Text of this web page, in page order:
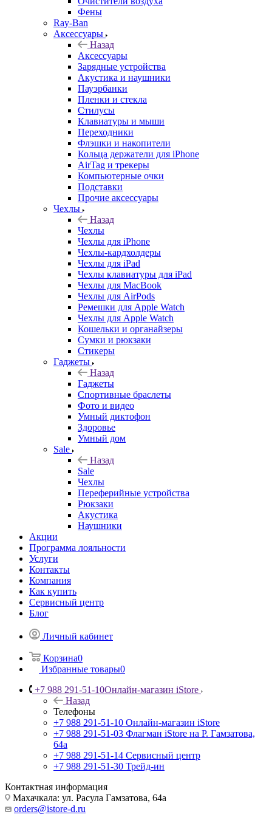
Фены
Ray-Ban
Аксессуары
Назад
Аксессуары
Зарядные устройства
Акустика и наушники
Пауэрбанки
Пленки и стекла
Стилусы
Клавиатуры и мыши
Переходники
Флэшки и накопители
Кольца держатели для iPhone
AirTag и трекеры
Компьютерные очки
Подставки
Прочие аксессуары
Чехлы
Назад
Чехлы
Чехлы для iPhone
Чехлы-кардхолдеры
Чехлы для iPad
Чехлы клавиатуры для iPad
Чехлы для MacBook
Чехлы для AirPods
Ремешки для Apple Watch
Чехлы для Apple Watch
Кошельки и органайзеры
Сумки и рюкзаки
Стикеры
Гаджеты
Назад
Гаджеты
Спортивные браслеты
Фото и видео
Умный диктофон
Здоровье
Умный дом
Sale
Назад
Sale
Чехлы
Переферийные устройства
Рюкзаки
Акустика
Наушники
Акции
Программа лояльности
Услуги
Контакты
Компания
Как купить
Сервисный центр
Блог
Личный кабинет
Корзина0
Избранные товары0
+7 988 291-51-10Онлайн-магазин iStore
Назад
Телефоны
+7 988 291-51-10 Онлайн-магазин iStore
+7 988 291-51-03 Флагман iStore на Р. Гамзатова,
64а
+7 988 291-51-14 Сервисный центр
+7 988 291-51-30 Трейд-ин
Контактная информация
Махачкала: ул. Расула Гамзатова, 64а
orders@istore-d.ru